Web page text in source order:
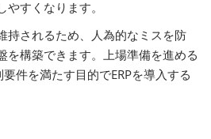
すくなります。
持されるため、人為的なミスを防
を構築できます。上場準備を進める
件を満たす目的でERPを導入する